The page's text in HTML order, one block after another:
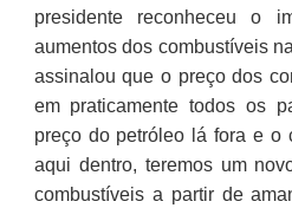
presidente reconheceu o
aumentos dos combustíveis
assinalou que o preço dos
em praticamente todos os
preço do petróleo lá fora e o
aqui dentro, teremos um
combustíveis a partir de